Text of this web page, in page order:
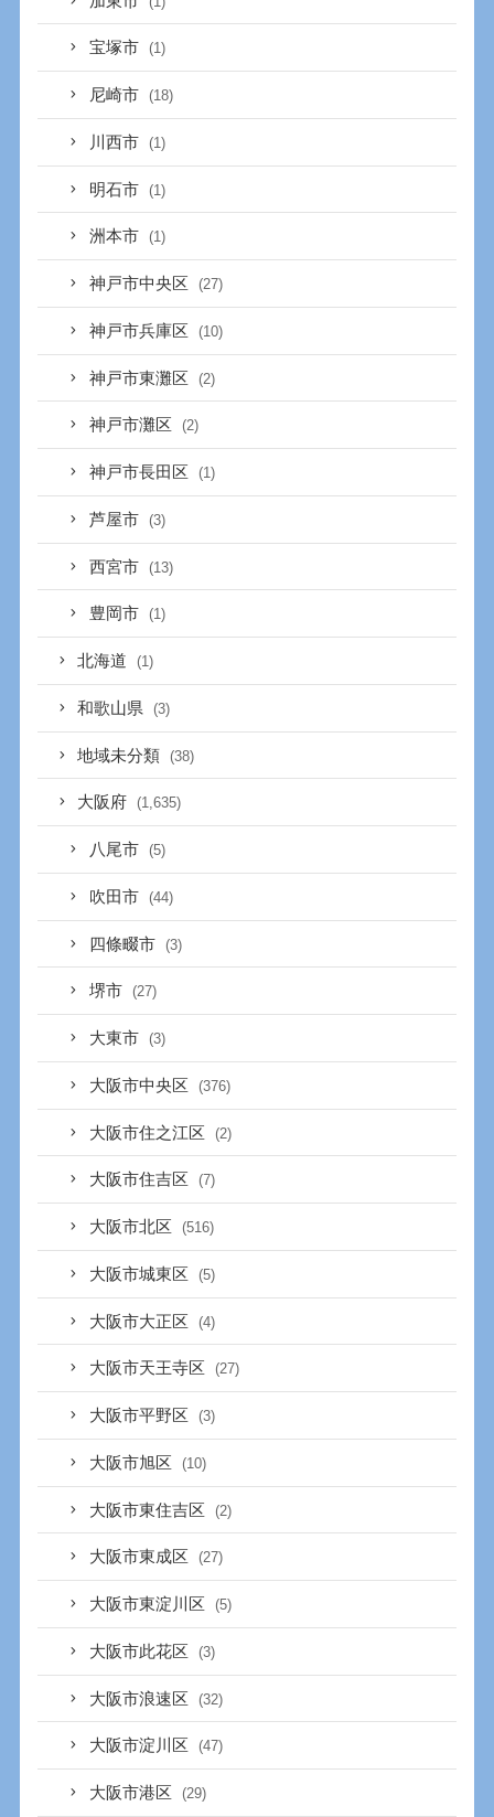
宝塚市 (1)
尼崎市 (18)
川西市 (1)
明石市 (1)
洲本市 (1)
神戸市中央区 (27)
神戸市兵庫区 (10)
神戸市東灘区 (2)
神戸市灘区 (2)
神戸市長田区 (1)
芦屋市 (3)
西宮市 (13)
豊岡市 (1)
北海道 (1)
和歌山県 (3)
地域未分類 (38)
大阪府 (1,635)
八尾市 (5)
吹田市 (44)
四條畷市 (3)
堺市 (27)
大東市 (3)
大阪市中央区 (376)
大阪市住之江区 (2)
大阪市住吉区 (7)
大阪市北区 (516)
大阪市城東区 (5)
大阪市大正区 (4)
大阪市天王寺区 (27)
大阪市平野区 (3)
大阪市旭区 (10)
大阪市東住吉区 (2)
大阪市東成区 (27)
大阪市東淀川区 (5)
大阪市此花区 (3)
大阪市浪速区 (32)
大阪市淀川区 (47)
大阪市港区 (29)